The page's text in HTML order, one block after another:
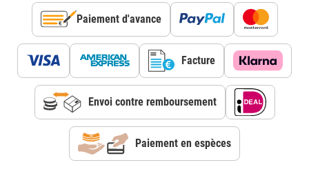
Paiement d'avance
Facture
Envoi contre remboursement
Paiement en espèces